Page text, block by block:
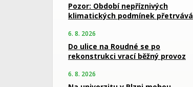
Pozor: Období nepříznivých
klimatických podmínek přetrvává
6. 8. 2026
Do ulice na Roudné se po
rekonstrukci vrací běžný provoz
6. 8. 2026